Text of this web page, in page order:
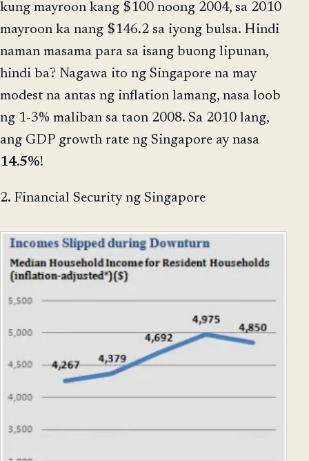
kung mayroon kang $100 noong 2004, sa 2010
mayroon ka nang $146.2 sa iyong bulsa. Hindi
naman masama para sa isang buong lipunan,
hindi ba? Nagawa ito ng Singapore na may
modest na antas ng inflation lamang, nasa loob
ng 1-3% maliban sa taon 2008. Sa 2010 lang,
ang GDP growth rate ng Singapore ay nasa
14.5%!
2. Financial Security ng Singapore